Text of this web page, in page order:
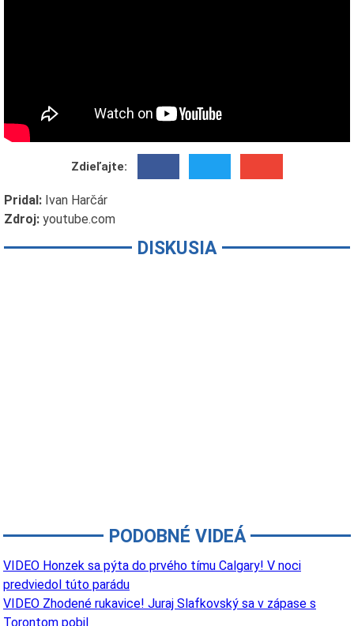
Zdieľajte:
Pridal: Ivan Harčár
Zdroj: youtube.com
DISKUSIA
PODOBNÉ VIDEÁ
VIDEO Honzek sa pýta do prvého tímu Calgary! V noci
predviedol túto parádu
VIDEO Zhodené rukavice! Juraj Slafkovský sa v zápase s
Torontom pobil